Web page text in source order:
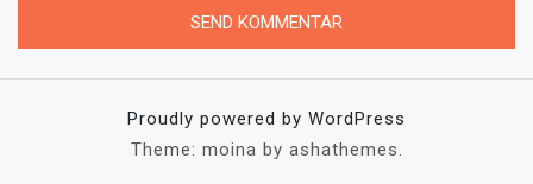
Proudly powered by WordPress
Theme: moina by ashathemes.